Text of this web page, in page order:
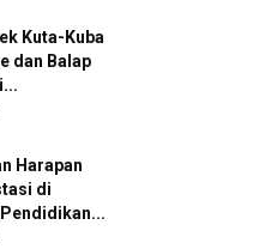
Kuta-Kuba
dan Balap
Harapan
di